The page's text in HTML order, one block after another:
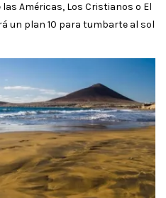
las Américas, Los Cristianos o El
un plan 10 para tumbarte al sol